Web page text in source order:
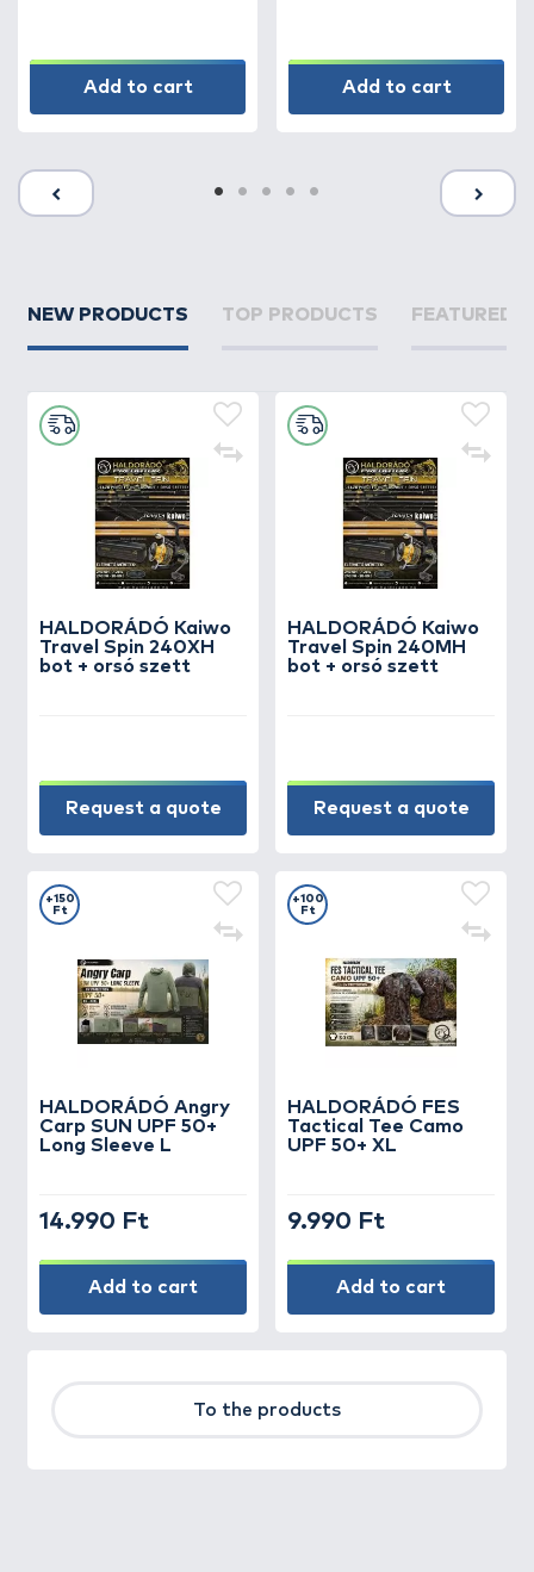
Add to cart Add to cart
NEW PRODUCTS TOP PRODUCTS FEATURED
HALDORÁDÓ Kaiwo
Travel Spin 240XH
bot + orsó szett
Request a quote
HALDORÁDÓ Kaiwo
Travel Spin 240MH
bot + orsó szett
Request a quote
HALDORÁDÓ Angry
Carp SUN UPF 50+
Long Sleeve L
+150
Ft
14.990 Ft
Add to cart
HALDORÁDÓ FES
Tactical Tee Camo
UPF 50+ XL
+100
Ft
9.990 Ft
Add to cart
To the products